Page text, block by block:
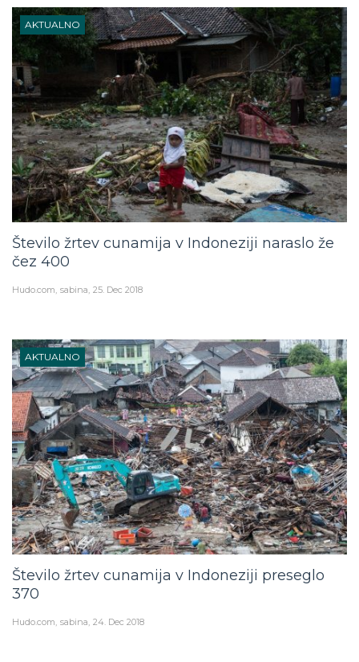
AKTUALNO
Število žrtev cunamija v Indoneziji naraslo že
čez 400
Hudo.com sabina 25. Dec 2018
AKTUALNO
Število žrtev cunamija v Indoneziji preseglo
370
Hudo.com sabina 24. Dec 2018